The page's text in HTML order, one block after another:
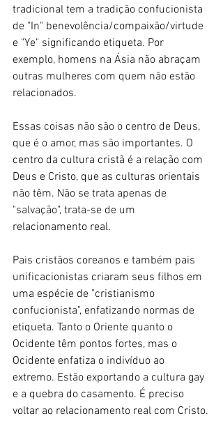
tradicional tem a tradição confucionista
de "In" benevolência/compaixão/virtude
e "Ye" significando etiqueta. Por
exemplo, homens na Ásia não abraçam
outras mulheres com quem não estão
relacionados.
Essas coisas não são o centro de Deus,
que é o amor, mas são importantes. O
centro da cultura cristã é a relação com
Deus e Cristo, que as culturas orientais
não têm. Não se trata apenas de
"salvação", trata-se de um
relacionamento real.
Pais cristãos coreanos e também pais
unificacionistas criaram seus filhos em
uma espécie de "cristianismo
confucionista", enfatizando normas de
etiqueta. Tanto o Oriente quanto o
Ocidente têm pontos fortes, mas o
Ocidente enfatiza o indivíduo ao
extremo. Estão exportando a cultura gay
e a quebra do casamento. É preciso
voltar ao relacionamento real com Cristo.